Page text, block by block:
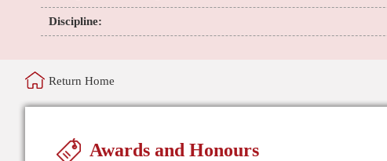
Discipline:
Return Home
Awards and Honours